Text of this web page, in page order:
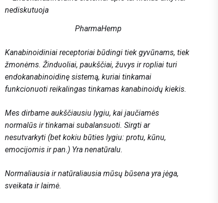
PharmaHemp
Kanabinoidiniai receptoriai būdingi tiek gyvūnams, tiek
žmonėms. Žinduoliai, paukščiai, žuvys ir ropliai turi
endokanabinoidinę sistemą, kuriai tinkamai
funkcionuoti reikalingas tinkamas kanabinoidų kiekis.
Mes dirbame aukščiausiu lygiu, kai jaučiamės
normalūs ir tinkamai subalansuoti. Sirgti ar
nesutvarkyti (bet kokiu būties lygiu: protu, kūnu,
emocijomis ir pan.) Yra nenatūralu.
Normaliausia ir natūraliausia mūsų būsena yra jėga,
sveikata ir laimė.